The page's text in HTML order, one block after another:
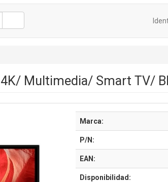
Multimedia/ Smart TV/
Marca:
P/N:
EAN:
Disponibilidad: